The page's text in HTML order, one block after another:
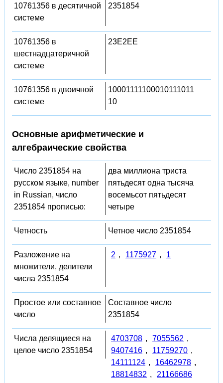
10761356 в десятичной
системе
2351854
10761356 в
шестнадцатеричной
системе
23E2EE
10761356 в двоичной
системе
10001111100010111011
10
Основные арифметические и
алгебраические свойства
Число 2351854 на
русском языке, number
in Russian, число
2351854 прописью:
два миллиона триста
пятьдесят одна тысяча
восемьсот пятьдесят
четыре
Четность Четное число 2351854
Разложение на
множители, делители
числа 2351854
2 , 1175927 , 1
Простое или составное
число
Составное число
2351854
Числа делящиеся на
целое число 2351854
4703708 , 7055562 ,
9407416 , 11759270 ,
14111124 , 16462978 ,
18814832 , 21166686